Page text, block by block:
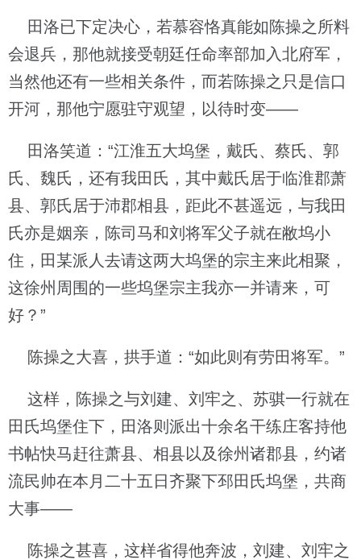
田洛已下定决心，若慕容恪真能如陈操之所料
会退兵，那他就接受朝廷任命率部加入北府军，
当然他还有一些相关条件，而若陈操之只是信口
开河，那他宁愿驻守观望，以待时变——
田洛笑道：“江淮五大坞堡，戴氏、蔡氏、郭
氏、魏氏，还有我田氏，其中戴氏居于临淮郡萧
县、郭氏居于沛郡相县，距此不甚遥远，与我田
氏亦是姻亲，陈司马和刘将军父子就在敝坞小
住，田某派人去请这两大坞堡的宗主来此相聚，
这徐州周围的一些坞堡宗主我亦一并请来，可
好？”
陈操之大喜，拱手道：“如此则有劳田将军。”
这样，陈操之与刘建、刘牢之、苏骐一行就在
田氏坞堡住下，田洛则派出十余名干练庄客持他
书帖快马赶往萧县、相县以及徐州诸郡县，约诸
流民帅在本月二十五日齐聚下邳田氏坞堡，共商
大事——
陈操之甚喜，这样省得他奔波，刘建、刘牢之